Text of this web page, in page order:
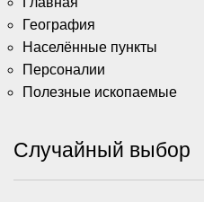
География
Населённые пункты
Персоналии
Полезные ископаемые
Случайный выбор